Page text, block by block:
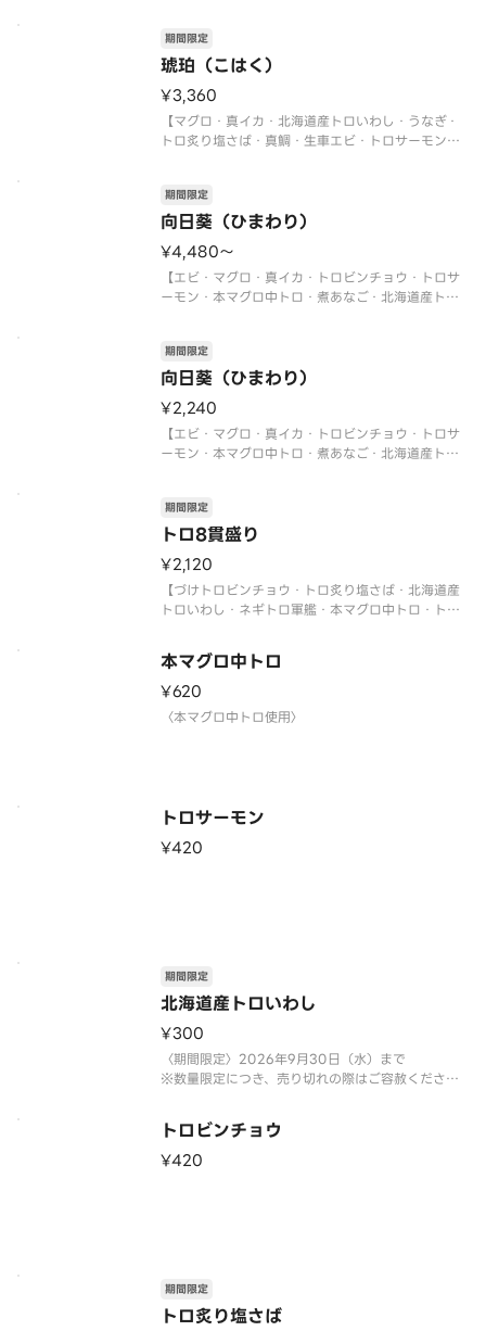
〈本マグロ中トロ使用〉
〈期間限定〉2026年9月30日（水）まで
琥珀（こはく）
期間限定
¥3,360
【マグロ・真イカ・北海道産トロいわし・うなぎ・
トロ炙り塩さば・真鯛・生車エビ・トロサーモン・
〈本マグロ中トロ使用〉
〈期間限定〉2026年9月30日（水）まで
向日葵（ひまわり）
期間限定
¥4,480〜
【エビ・マグロ・真イカ・トロビンチョウ・トロサ
ーモン・本マグロ中トロ・煮あなご・北海道産トロ
〈期間限定〉2026年9月30日（水）まで
※数量限定につき、売り切れの際はご容赦くださ
※写真
向日葵（ひまわり）
期間限定
¥2,240
【エビ・マグロ・真イカ・トロビンチョウ・トロサ
ーモン・本マグロ中トロ・煮あなご・北海道産トロ
〈期間限定〉2026年9月30日（水）まで
※数量限定につき、売り切れの際はご容赦くださ
トロ8貫盛り
期間限定
¥2,120
【づけトロビンチョウ・トロ炙り塩さば・北海道産
トロいわし・ネギトロ軍艦・本マグロ中トロ・トロ
貫】
〈本マグロ中トロ使用〉
〈期間限定〉2026年9月30日（水）まで
※数量限定につき、売り切れの際はご容赦ください
本マグロ中トロ
¥620
〈本マグロ中トロ使用〉
トロサーモン
¥420
北海道産トロいわし
期間限定
¥300
〈期間限定〉2026年9月30日（水）まで
※数量限定につき、売り切れの際はご容赦くださ
トロビンチョウ
¥420
トロ炙り塩さば
期間限定